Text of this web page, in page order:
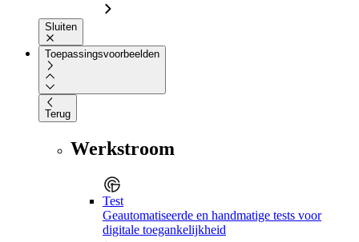
Sluiten
Toepassingsvoorbeelden
Terug
Werkstroom
Test
Geautomatiseerde en handmatige tests voor
digitale toegankelijkheid